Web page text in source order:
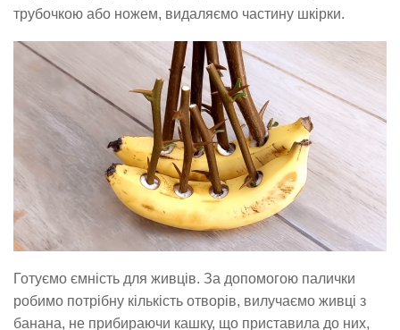
трубочкою або ножем, видаляємо частину шкірки.
Готуємо ємність для живців. За допомогою палички
робимо потрібну кількість отворів, вилучаємо живці з
банана, не прибираючи кашку, що приставила до них,